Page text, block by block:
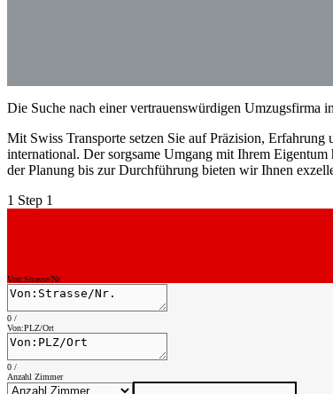
Die Suche nach einer vertrauenswürdigen Umzugsfirma
Mit Swiss Transporte setzen Sie auf Präzision,
international. Der sorgsame Umgang mit Ihrem
der Planung bis zur Durchführung bieten wir Ihnen
1 Step 1
Von:Strasse/Nr.
0 /
Von:PLZ/Ort
0 /
Anzahl Zimmer